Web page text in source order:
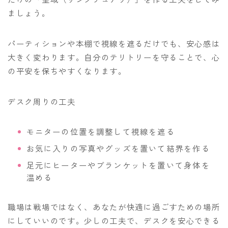
ましょう。
パーティションや本棚で視線を遮るだけでも、安心感は
大きく変わります。自分のテリトリーを守ることで、心
の平安を保ちやすくなります。
デスク周りの工夫
モニターの位置を調整して視線を遮る
お気に入りの写真やグッズを置いて結界を作る
足元にヒーターやブランケットを置いて身体を
温める
職場は戦場ではなく、あなたが快適に過ごすための場所
にしていいのです。少しの工夫で、デスクを安心できる